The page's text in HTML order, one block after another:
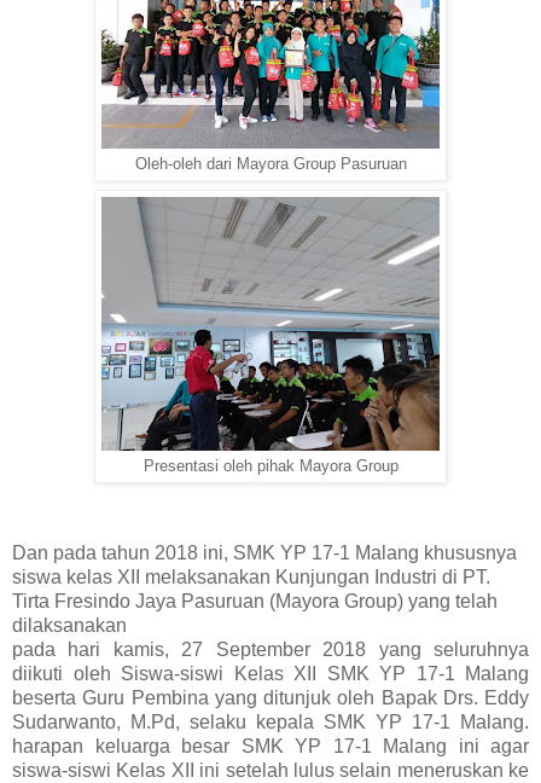
Oleh-oleh dari Mayora Group Pasuruan
Presentasi oleh pihak Mayora Group
Dan pada tahun 2018 ini, SMK YP 17-1 Malang khususnya
siswa kelas XII melaksanakan Kunjungan Industri di PT.
Tirta Fresindo Jaya Pasuruan (Mayora Group) yang telah
dilaksanakan
pada hari kamis, 27 September 2018 yang seluruhnya
diikuti oleh Siswa-siswi Kelas XII SMK YP 17-1 Malang
beserta Guru Pembina yang ditunjuk oleh Bapak Drs. Eddy
Sudarwanto, M.Pd, selaku kepala SMK YP 17-1 Malang.
harapan keluarga besar SMK YP 17-1 Malang ini agar
siswa-siswi Kelas XII ini setelah lulus selain meneruskan ke